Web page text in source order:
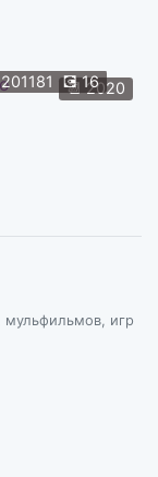
📆 2020
💽16
мульфильмов, игр